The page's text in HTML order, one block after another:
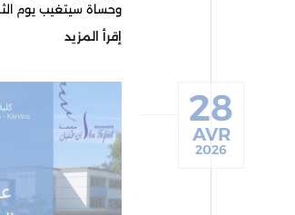
وحساة سيتغيب يوم الثلاثاء 12 ماي 2026 و
إقرأ المزيد
28
AVR
2026